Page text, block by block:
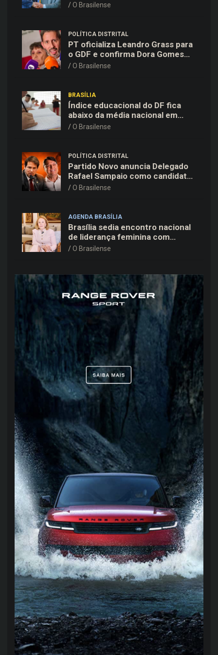
de pagamentos chinesa
O Brasilense
POLÍTICA DISTRITAL
PT oficializa Leandro Grass para
o GDF e confirma Dora Gomes
como vice na chapa majoritária
O Brasilense
BRASÍLIA
Índice educacional do DF fica
abaixo da média nacional em
todas as etapas de ensino,
O Brasilense
POLÍTICA DISTRITAL
Partido Novo anuncia Delegado
Rafael Sampaio como candidato
a vice-governador na chapa de
O Brasilense
AGENDA BRASÍLIA
Brasília sedia encontro nacional
de liderança feminina com
Janete Vaz, Carla Fonseca e
O Brasilense